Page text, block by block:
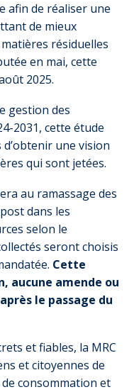
afin de réaliser une
de mieux
résiduelles
en mai, cette
2025.
gestion des
2031, cette étude
une vision
qui sont jetées.
au ramassage des
dans les
selon le
seront choisis
Cette
aucune amende ou
le passage du
et fiables, la MRC
et citoyennes de
consommation et